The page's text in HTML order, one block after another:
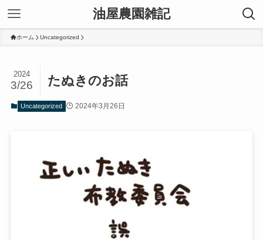
油屋農園雑記
ホーム Uncategorized
たぬきのお話
2024
3/26
Uncategorized 2024年3月26日